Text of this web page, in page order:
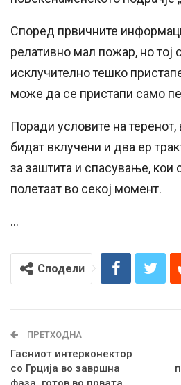
Според првичните
релативно мал пожар, но тој
исклучително тешко
може да се пристапи само
Поради условите на
бидат вклучени и два ер
за заштита и спасување, кои
полетаат во секој момент.
…
Сподели
ПРЕТХОДНА
Гасниот интерконектор
со Грција во завршна